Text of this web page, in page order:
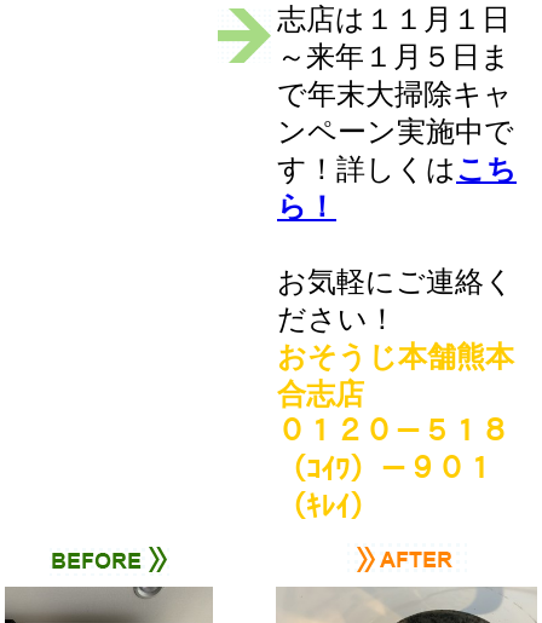
志店は１１月１日
～来年１月５日ま
で年末大掃除キャ
ンペーン実施中で
す！詳しくはこち
ら！
お気軽にご連絡く
ださい！
おそうじ本舗熊本
合志店
０１２０－５１８
（ｺｲﾜ）－９０１
（ｷﾚｲ）